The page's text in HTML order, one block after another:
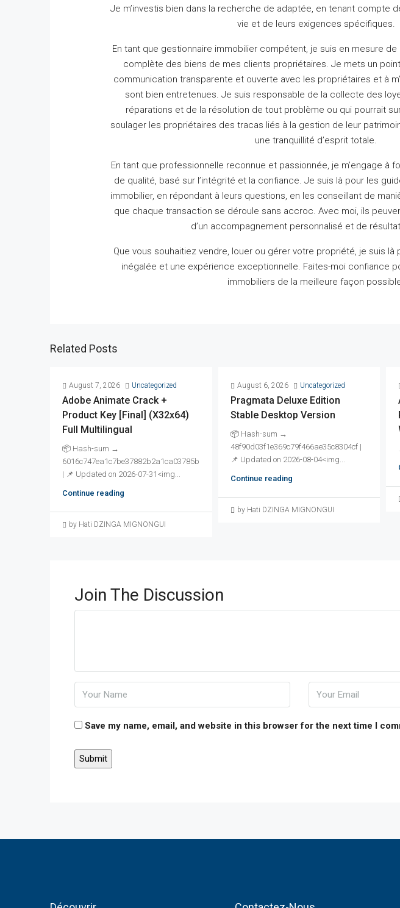
Je m’investis bien dans la recherche de adaptée, en tenant compte
vie et de leurs exigences spécifiques.
En tant que gestionnaire immobilier compétent, je suis en mesure
complète des biens de mes clients propriétaires. Je mets un
communication transparente et ouverte avec les propriétaires et à
sont bien entretenues. Je suis responsable de la collecte des
réparations et de la résolution de tout problème ou qui pourrait
soulager les propriétaires des tracas liés à la gestion de leur
une tranquillité d’esprit totale.
En tant que professionnelle reconnue et passionnée, je m’engage à
de qualité, basé sur l’intégrité et la confiance. Je suis là pour les
immobilier, en répondant à leurs questions, en les conseillant de
que chaque transaction se déroule sans accroc. Avec moi, ils
d’un accompagnement personnalisé et de
Que vous souhaitiez vendre, louer ou gérer votre propriété, je suis
inégalée et une expérience exceptionnelle. Faites-moi confiance
immobiliers de la meilleure façon
Related Posts
August 7, 2026 Uncategorized
Adobe Animate Crack +
Product Key [Final] (x32x64)
Full Multilingual
📦 Hash-sum →
6016c747ea1c7be37882b2a1ca03785b
| 📌 Updated on 2026-07-31<img...
Continue reading
by Hati DZINGA MIGNONGUI
August 6, 2026 Uncategorized
Pragmata Deluxe Edition
Stable Desktop Version
📦 Hash-sum →
48f90d03f1e369c79f466ae35c8304cf |
📌 Updated on 2026-08-04<img...
Continue reading
by Hati DZINGA MIGNONGUI
Join The Discussion
Save my name, email, and website in this browser for the next time I